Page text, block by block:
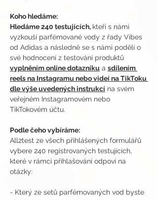
Koho hledáme:
Hledáme 240 testujících, kteří s námi
vyzkouší parfémované vody z řady Vibes
od Adidas a následně se s námi podělí o
své hodnocení z testování produktů
vyplněním online dotazníku a sdílením
reels na Instagramu nebo videí na TikToku
dle výše uvedených instrukcí na svém
veřejném Instagramovém nebo
TikTokovém účtu.
Podle čeho vybíráme:
All2test ze všech přihlášených formulářů
vybere 240 registrovaných testujících,
které v rámci přihlašování odpoví na
otázky:
- Který ze setů parfémovaných vod byste